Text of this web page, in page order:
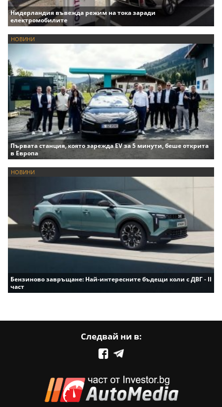
Нидерландия въвежда режим на тока заради
електромобилите
НОВИНИ
Първата станция, която зарежда EV за 5 минути, беше открита
в Европа
НОВИНИ
Бензиново завръщане: Най-интересните бъдещи коли с ДВГ - II
част
Следвай ни в: